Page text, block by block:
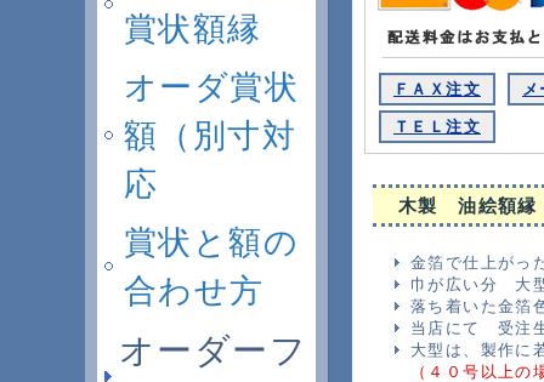
ＦＡＸ注文 メ
ＴＥＬ注文
木製 油絵額縁
金箔で仕上がっ
巾が広い分 大
落ち着いた金箔
当店にて 受注
大型は、製作に
（４０号以上
賞状額縁
オーダ賞状
額（別寸対
応
賞状と額の
合わせ方
オーダーフ